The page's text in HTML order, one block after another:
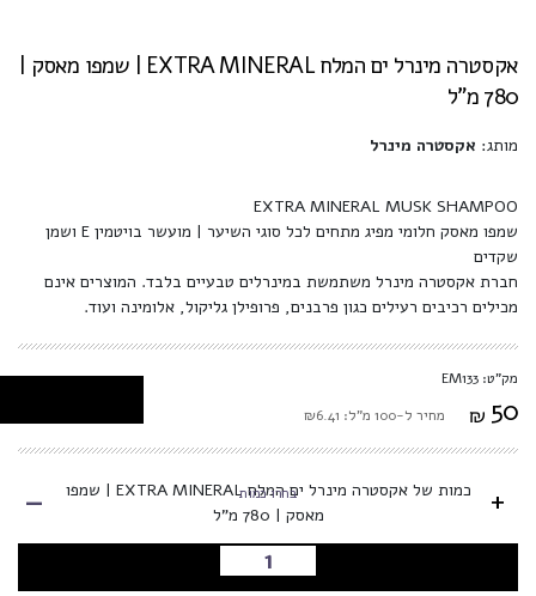
אקסטרה מינרל ים המלח EXTRA MINERAL | שמפו מאסק |
780 מ"ל
מותג: אקסטרה מינרל
EXTRA MINERAL MUSK SHAMPOO
שמפו מאסק חלומי מפיג מתחים לכל סוגי השיער | מועשר בויטמין E ושמן
שקדים
חברת אקסטרה מינרל משתמשת במינרלים טבעיים בלבד. המוצרים אינם
מכילים רכיבים רעילים כגון פרבנים, פרופילן גליקול, אלומינה ועוד.
מק"ט: EM133
₪ 50 מחיר ל-100 מ"ל: ₪6.41
+
כמות של אקסטרה מינרל ים המלח EXTRA MINERAL | שמפו
מאסק | 780 מ"ל
בחרו כמות -
הוספה לסל